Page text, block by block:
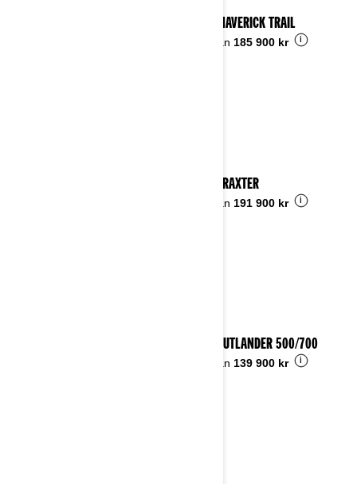
2024 MAVERICK TRAIL
Pris från 185 900 kr i
2024 TRAXTER
Pris från 191 900 kr i
2024 OUTLANDER 500/700
Pris från 139 900 kr i